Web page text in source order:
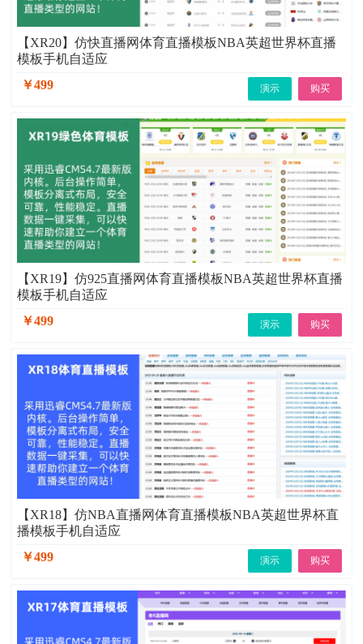
【XR20】仿快直播网体育直播模板NBA英超世界杯直播
模板手机自适应
￥499
购买
演示
【XR19】仿925直播网体育直播模板NBA英超世界杯直播
模板手机自适应
￥499
购买
演示
【XR18】仿NBA直播网体育直播模板NBA英超世界杯直
播模板手机自适应
￥499
购买
演示